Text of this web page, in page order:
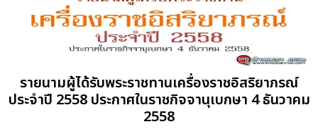
รายนามผู้ได้รับพระราชทานเครื่องราชอิสริยาภรณ์
ประจำปี 2558 ประกาศในราชกิจจานุเบกษา 4 ธันวาคม
2558